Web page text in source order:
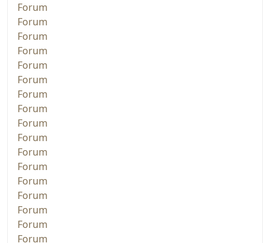
Forum
Forum
Forum
Forum
Forum
Forum
Forum
Forum
Forum
Forum
Forum
Forum
Forum
Forum
Forum
Forum
Forum